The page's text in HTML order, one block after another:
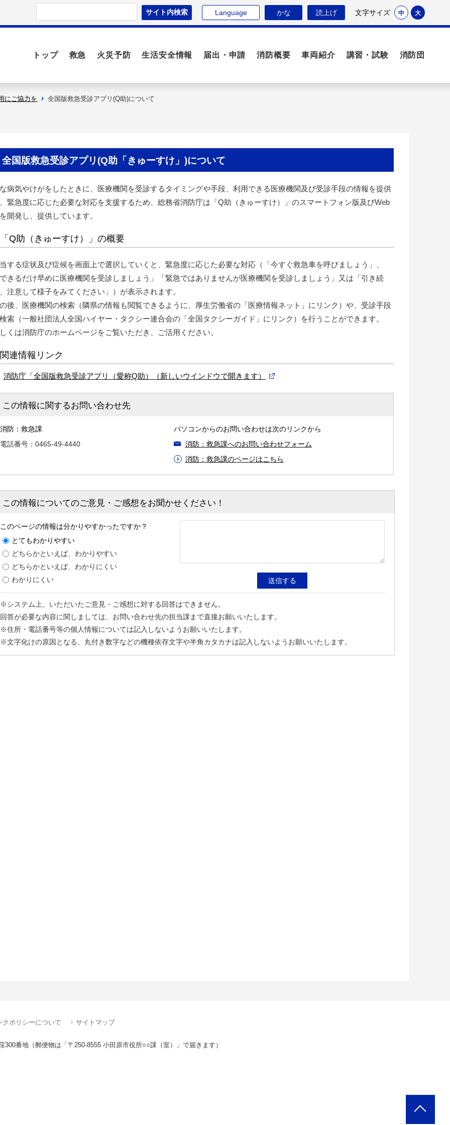
トップ 救急 火災予防 生活安全情報 届出・申請 消防概要 車両紹介 講習・試験 消防団
Language かな 読上げ 文字サイズ 中 大
にご協力を 全国版救急受診アプリ(Q助)について
全国版救急受診アプリ(Q助「きゅーすけ」)について
病気やけがをしたときに、医療機関を受診するタイミングや手段、利用できる医療機関及び受診手段の情報を提供
緊急度に応じた必要な対応を支援するため、総務省消防庁は「Q助（きゅーすけ）」のスマートフォン版及びWeb
開発し、提供しています。
「Q助（きゅーすけ）」の概要
する症状及び症候を画面上で選択していくと、緊急度に応じた必要な対応（「今すぐ救急車を呼びましょう」、
きるだけ早めに医療機関を受診しましょう」「緊急ではありませんが医療機関を受診しましょう」又は「引き続
注意して様子をみてください」）が表示されます。
後、医療機関の検索（隣県の情報も閲覧できるように、厚生労働省の「医療情報ネット」にリンク）や、受診手段
索（一般社団法人全国ハイヤー・タクシー連合会の「全国タクシーガイド」にリンク）を行うことができます。
くは消防庁のホームページをご覧いただき、ご活用ください。
関連情報リンク
消防庁「全国版救急受診アプリ（愛称Q助） （新しいウインドウで開きます）
この情報に関するお問い合わせ先
消防：救急課
電話番号：0465-49-4440
パソコンからのお問い合わせは次のリンクから
消防：救急課へのお問い合わせフォーム
消防：救急課のページはこちら
この情報についてのご意見・ご感想をお聞かせください！
このページの情報は分かりやすかったですか？
とてもわかりやすい
どちらかといえば、わかりやすい
どちらかといえば、わかりにくい
わかりにくい
※システム上、いただいたご意見・ご感想に対する回答はできません。
回答が必要な内容に関しましては、お問い合わせ先の担当課まで直接お願いいたします。
※住所・電話番号等の個人情報については記入しないようお願いいたします。
※文字化けの原因となる、丸付き数字などの機種依存文字や半角カタカナは記入しないようお願いいたします。
ポリシーについて サイトマップ
300番地 （郵便物は「〒250-8555 小田原市役所○○課（室）」で届きます）